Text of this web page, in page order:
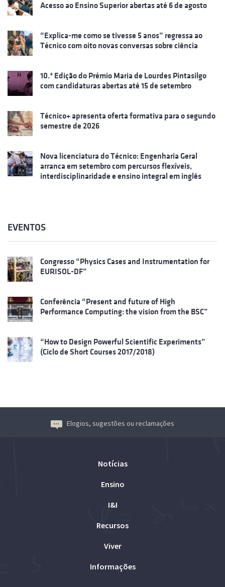
Acesso ao Ensino Superior abertas até 6 de agosto
“Explica-me como se tivesse 5 anos” regressa ao
Técnico com oito novas conversas sobre ciência
10.ª Edição do Prémio Maria de Lourdes Pintasilgo
com candidaturas abertas até 15 de setembro
Técnico+ apresenta oferta formativa para o segundo
semestre de 2026
Nova licenciatura do Técnico: Engenharia Geral
arranca em setembro com percursos flexíveis,
interdisciplinaridade e ensino integral em inglês
EVENTOS
Congresso “Physics Cases and Instrumentation for
EURISOL-DF”
Conferência “Present and future of High
Performance Computing: the vision from the BSC”
“How to Design Powerful Scientific Experiments”
(Ciclo de Short Courses 2017/2018)
Elogios, sugestões ou reclamações
Notícias
Ensino
I&I
Recursos
Viver
Informações